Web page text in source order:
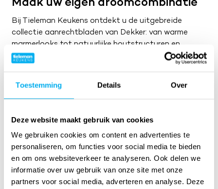
Toestemming Details Over
Deze website maakt gebruik van cookies
We gebruiken cookies om content en advertenties te
personaliseren, om functies voor social media te bieden
en om ons websiteverkeer te analyseren. Ook delen we
informatie over uw gebruik van onze site met onze
partners voor social media, adverteren en analyse. Deze
Bij Tieleman Keukens ontdekt u de uitgebreide
collectie aanrechtbladen van Dekker: van warme
marmerlooks tot natuurlijke houtstructuren en
verfijnde zandtinten. In onze
inspiratieruimte
kunt u de kleuren live bekijken op
eenvoudig uw eigen realistische moodboard samen,
waarbij u het blad combineert met verschillende
duidelijk beeld van hoe uw keuken eruit komt te zien.
Bezoek onze unieke keukenshowroom